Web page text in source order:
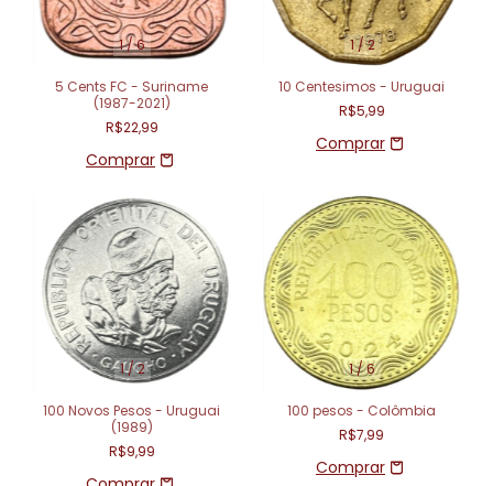
1/6
5 Cents FC - Suriname
(1987-2021)
R$22,99
1/2
10 Centesimos - Uruguai
R$5,99
1/2
100 Novos Pesos - Uruguai
(1989)
R$9,99
1/6
100 pesos - Colômbia
R$7,99